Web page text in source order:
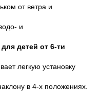
от ветра и
и
детей от 6-ти
легкую установку
в 4-х положениях.